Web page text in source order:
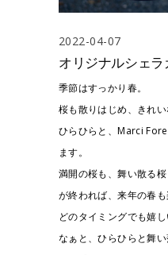
2022-04-07
オリジナルシェラ
季節はすっかり春。
桜も散りはじめ、きれ
ひらひらと、Marci
ます。
満開の桜も、舞い散る
が終われば、来年の春も
どのタイミングでも嬉
なぁと、ひらひらと舞